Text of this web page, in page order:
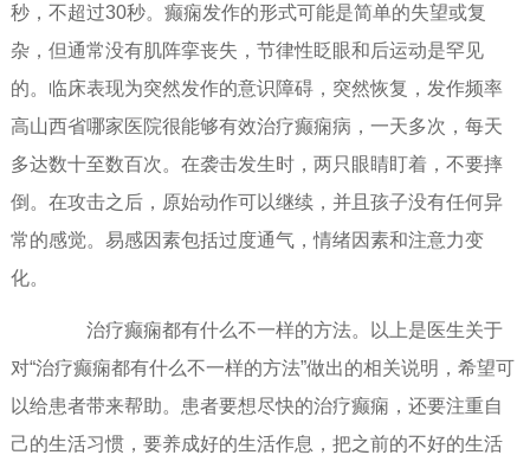
秒，不超过30秒。癫痫发作的形式可能是简单的失望或复
杂，但通常没有肌阵挛丧失，节律性眨眼和后运动是罕见
的。临床表现为突然发作的意识障碍，突然恢复，发作频率
高山西省哪家医院很能够有效治疗癫痫病，一天多次，每天
多达数十至数百次。在袭击发生时，两只眼睛盯着，不要摔
倒。在攻击之后，原始动作可以继续，并且孩子没有任何异
常的感觉。易感因素包括过度通气，情绪因素和注意力变
化。
治疗癫痫都有什么不一样的方法。以上是医生关于
对“治疗癫痫都有什么不一样的方法”做出的相关说明，希望可
以给患者带来帮助。患者要想尽快的治疗癫痫，还要注重自
己的生活习惯，要养成好的生活作息，把之前的不好的生活